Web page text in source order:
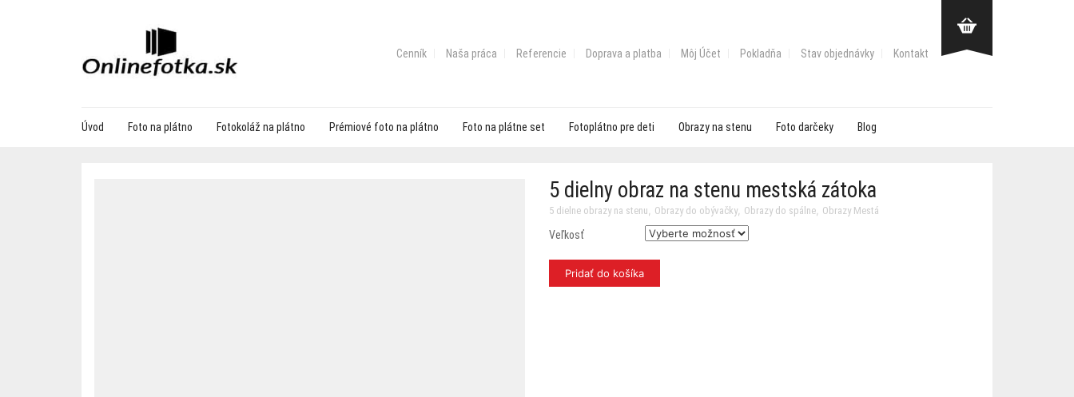
Cenník Naša práca Referencie Doprava a platba Môj Účet Pokladňa Stav objednávky Kontakt
Úvod Foto na plátno Fotokoláž na plátno Prémiové foto na plátno Foto na plátne set Fotoplátno pre deti Obrazy na stenu Foto darčeky Blog
5 dielny obraz na stenu mestská zátoka
5 dielne obrazy na stenu Obrazy do obývačky Obrazy do spálne Obrazy Mestá
Veľkosť
Pridať do košíka